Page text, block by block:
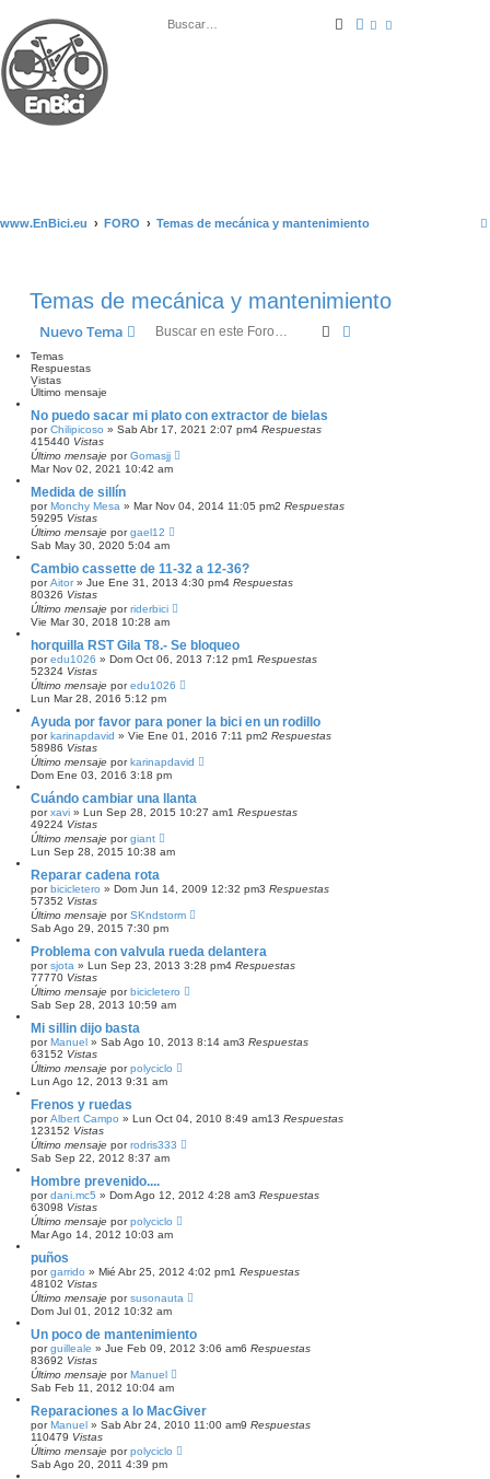
BuscarBúsqueda
www.EnBici.eu FORO Temas de mecánica y mantenimiento
Temas de mecánica y mantenimiento
Nuevo Tema Buscar
Temas
Respuestas
Vistas
Último mensaje
No puedo sacar mi plato con extractor de bielas
porChilipicoso » Sab Abr 17, 2021 2:07 pm4 Respuestas
415440 Vistas
Último mensaje porGomasjj
Mar Nov 02, 2021 10:42 am
Medida de sillín
porMonchy Mesa » Mar Nov 04, 2014 11:05 pm2 Respuestas
59295 Vistas
Último mensaje porgael12
Sab May 30, 2020 5:04 am
Cambio cassette de 11-32 a 12-36?
porAitor» Jue Ene 31, 2013 4:30 pm4 Respuestas
80326 Vistas
Último mensaje porriderbici
Vie Mar 30, 2018 10:28 am
horquilla RST Gila T8.- Se bloqueo
poredu1026 » Dom Oct 06, 2013 7:12 pm1 Respuestas
52324 Vistas
Último mensaje poredu1026
Lun Mar 28, 2016 5:12 pm
Ayuda por favor para poner la bici en un rodillo
porkarinapdavid » Vie Ene 01, 2016 7:11 pm2 Respuestas
58986 Vistas
Último mensaje porkarinapdavid
Dom Ene 03, 2016 3:18 pm
Cuándo cambiar una llanta
porxavi » Lun Sep 28, 2015 10:27 am1 Respuestas
49224 Vistas
Último mensaje porgiant
Lun Sep 28, 2015 10:38 am
Reparar cadena rota
porbicicletero » Dom Jun 14, 2009 12:32 pm3 Respuestas
57352 Vistas
Último mensaje porSKndstorm
Sab Ago 29, 2015 7:30 pm
Problema con valvula rueda delantera
porsjota » Lun Sep 23, 2013 3:28 pm4 Respuestas
77770 Vistas
Último mensaje porbicicletero
Sab Sep 28, 2013 10:59 am
Mi sillin dijo basta
porManuel » Sab Ago 10, 2013 8:14 am3 Respuestas
63152 Vistas
Último mensaje porpolyciclo
Lun Ago 12, 2013 9:31 am
Frenos y ruedas
porAlbert Campo » Lun Oct 04, 2010 8:49 am13 Respuestas
123152 Vistas
Último mensaje porrodris333
Sab Sep 22, 2012 8:37 am
Hombre prevenido....
pordani.mc5 » Dom Ago 12, 2012 4:28 am3 Respuestas
63098 Vistas
Último mensaje porpolyciclo
Mar Ago 14, 2012 10:03 am
puños
porgarrido » Mié Abr 25, 2012 4:02 pm1 Respuestas
48102 Vistas
Último mensaje porsusonauta
Dom Jul 01, 2012 10:32 am
Un poco de mantenimiento
porguilleale » Jue Feb 09, 2012 3:06 am6 Respuestas
83692 Vistas
Último mensaje porManuel
Sab Feb 11, 2012 10:04 am
Reparaciones a lo MacGiver
porManuel » Sab Abr 24, 2010 11:00 am9 Respuestas
110479 Vistas
Último mensaje porpolyciclo
Sab Ago 20, 2011 4:39 pm